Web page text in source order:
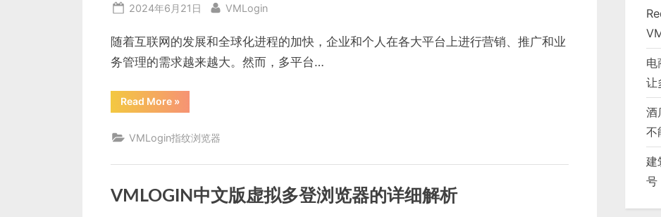
级
哪
些
新
变
Posted
2024年6月21日 By
VMLogin
随着互联网的发展和全球化进程的加快，企业和个人在各大平台上进行营销、推广和业
务管理的需求越来越大。然而，多平台…
Read More“批
量
多
矩
阵
»
VMLogin指纹浏览器
VMLOGIN中文版虚拟多登浏览器的详细解析
电
让
酒
不
建
号